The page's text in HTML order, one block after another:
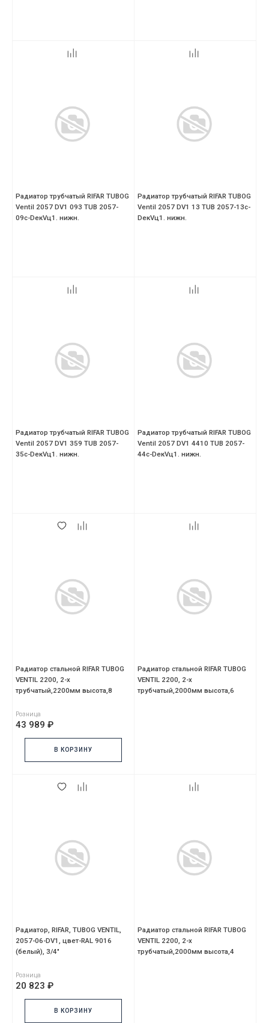
Радиатор трубчатый RIFAR TUBOG
Ventil 2057 DV1 093 TUB 2057-
09с-DекVц1. нижн.
Радиатор трубчатый RIFAR TUBOG
Ventil 2057 DV1 13 TUB 2057-13с-
DекVц1. нижн.
Радиатор трубчатый RIFAR TUBOG
Ventil 2057 DV1 359 TUB 2057-
35с-DекVц1. нижн.
Радиатор трубчатый RIFAR TUBOG
Ventil 2057 DV1 4410 TUB 2057-
44с-DекVц1. нижн.
Радиатор стальной RIFAR TUBOG
VENTIL 2200, 2-х
трубчатый,2200мм высота,8
Розница
43 989 ₽
В КОРЗИНУ
Радиатор стальной RIFAR TUBOG
VENTIL 2200, 2-х
трубчатый,2000мм высота,6
Радиатор, RIFAR, TUBOG VENTIL,
2057-06-DV1, цвет-RAL 9016
(белый), 3/4"
Розница
20 823 ₽
В КОРЗИНУ
Радиатор стальной RIFAR TUBOG
VENTIL 2200, 2-х
трубчатый,2000мм высота,4